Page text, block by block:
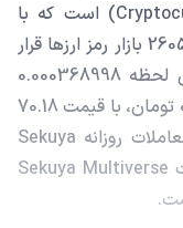
(Digital Currency) یا رمزارز (Cryptocurrency) است که با
ارزش بازار حدود 203,128.11 دلار در رتبه 2605 بازار رمز ارزها قرار
دارد. قیمت Sekuya Multiverse در این لحظه 0.000368998
دلار است که با احتساب قیمت تتر 0.9992 تومان، با قیمت 70.18
تومان در ایران معامله می‌شود. حجم معاملات روزانه Sekuya
Multiverse 19,009.27 دلار است و قیمت Sekuya Multiverse